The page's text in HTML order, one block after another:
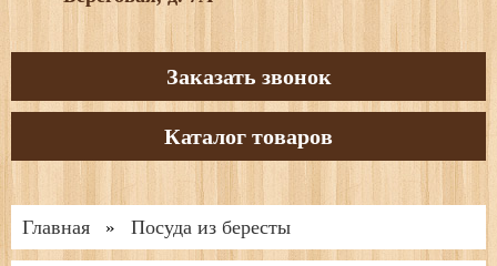
Заказать звонок
Каталог товаров
Главная » Посуда из бересты